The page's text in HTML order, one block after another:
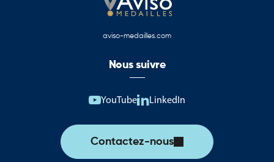
aviso-medailles.com
Nous suivre
YouTube LinkedIn
Contactez-nous